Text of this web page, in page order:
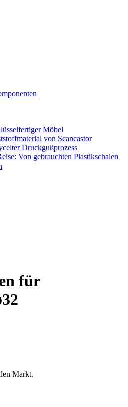
Möbel
von Scancastor
Druckgußprozess
Von gebrauchten Plastikschalen
für
Markt.